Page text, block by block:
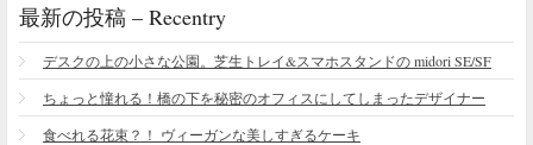
最新の投稿 – Recentry
デスクの上の小さな公園。芝生トレイ&スマホスタンドの midori SE/SF
ちょっと憧れる！橋の下を秘密のオフィスにしてしまったデザイナー
食べれる花束？！ ヴィーガンな美しすぎるケーキ